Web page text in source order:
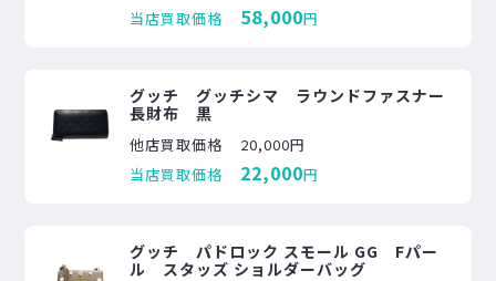
当店買取価格
58,000円
グッチ グッチシマ ラウンドファスナー
長財布 黒
他店買取価格
20,000円
当店買取価格
22,000円
グッチ パドロック スモール GG Fパー
ル スタッズ ショルダーバッグ